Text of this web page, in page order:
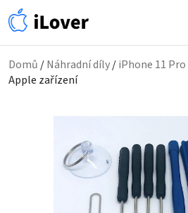
Domů /Náhradní díly/iPhone 11 Pro
Apple zařízení